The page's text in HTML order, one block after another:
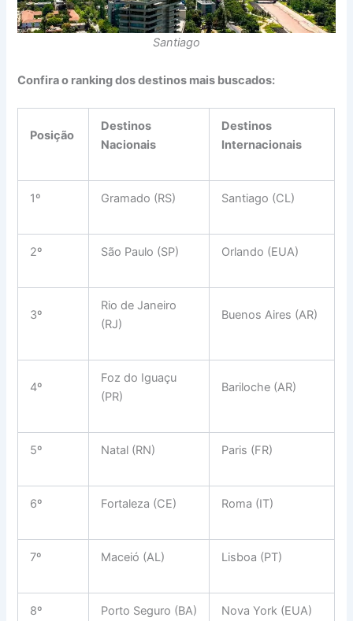
Santiago
Confira o ranking dos destinos mais buscados:
Posição
Destinos
Nacionais
Destinos
Internacionais
1º Gramado (RS) Santiago (CL)
2º São Paulo (SP) Orlando (EUA)
3º
Rio de Janeiro
(RJ)
Buenos Aires (AR)
4º
Foz do Iguaçu
(PR)
Bariloche (AR)
5º Natal (RN) Paris (FR)
6º Fortaleza (CE) Roma (IT)
7º Maceió (AL) Lisboa (PT)
8º Porto Seguro (BA) Nova York (EUA)